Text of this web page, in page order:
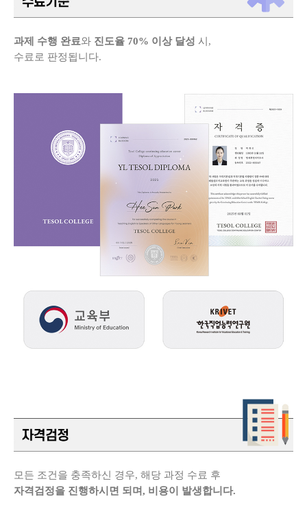
과제 수행 완료와 진도율 70% 이상 달성 시,
수료로 판정됩니다.
모든 조건을 충족하신 경우, 해당 과정 수료 후
자격검정을 진행하시면 되며, 비용이 발생합니다.